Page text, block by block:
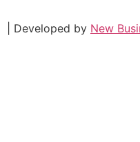
| Developed by New